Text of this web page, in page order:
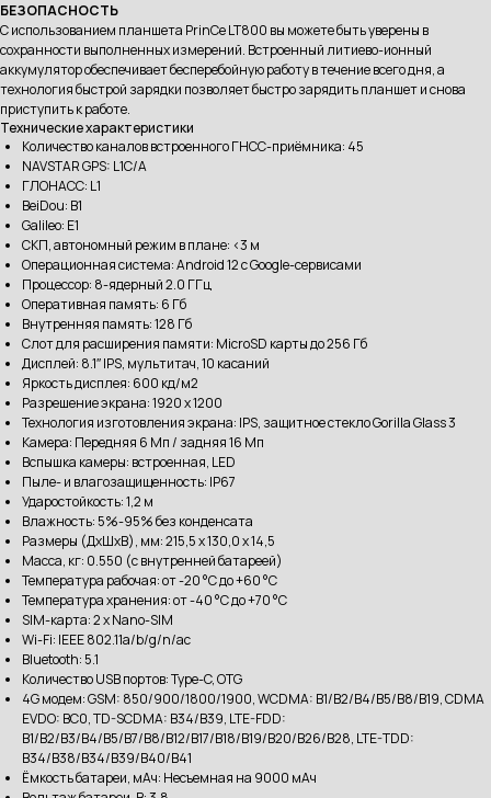
БЕЗОПАСНОСТЬ
С использованием планшета PrinCe LT800 вы можете быть уверены в
сохранности выполненных измерений. Встроенный литиево-ионный
аккумулятор обеспечивает бесперебойную работу в течение всего дня, а
технология быстрой зарядки позволяет быстро зарядить планшет и снова
приступить к работе.
Технические характеристики
Количество каналов встроенного ГНСС-приёмника: 45
NAVSTAR GPS: L1C/A
ГЛОНАСС: L1
BeiDou: B1
Galileo: E1
СКП, автономный режим в плане: <3 м
Операционная система: Android 12 с Google-сервисами
Процессор: 8-ядерный 2.0 ГГц
Оперативная память: 6 Гб
Внутренняя память: 128 Гб
Слот для расширения памяти: MicroSD карты до 256 Гб
Дисплей: 8.1″ IPS, мультитач, 10 касаний
Яркость дисплея: 600 кд/м2
Разрешение экрана: 1920 x 1200
Технология изготовления экрана: IPS, защитное стекло Gorilla Glass 3
Камера: Передняя 6 Мп / задняя 16 Мп
Вспышка камеры: встроенная, LED
Пыле- и влагозащищенность: IP67
Ударостойкость: 1,2 м
Влажность: 5%-95% без конденсата
Размеры (ДхШхВ), мм: 215,5 х 130,0 х 14,5
Масса, кг: 0.550 (с внутренней батареей)
Температура рабочая: от -20 °C до +60 °C
Температура хранения: от -40 °C до +70 °C
SIM-карта: 2 x Nano-SIM
Wi-Fi: IEEE 802.11a/b/g/n/ac
Bluetooth: 5.1
Количество USB портов: Type-C, OTG
4G модем: GSM: 850/900/1800/1900, WCDMA: B1/B2/B4/B5/B8/B19, CDMA
EVDO: BC0, TD-SCDMA: B34/B39, LTE-FDD:
B1/B2/B3/B4/B5/B7/B8/B12/B17/B18/B19/B20/B26/B28, LTE-TDD:
B34/B38/B34/B39/B40/B41
Ёмкость батареи, мАч: Несъемная на 9000 мАч